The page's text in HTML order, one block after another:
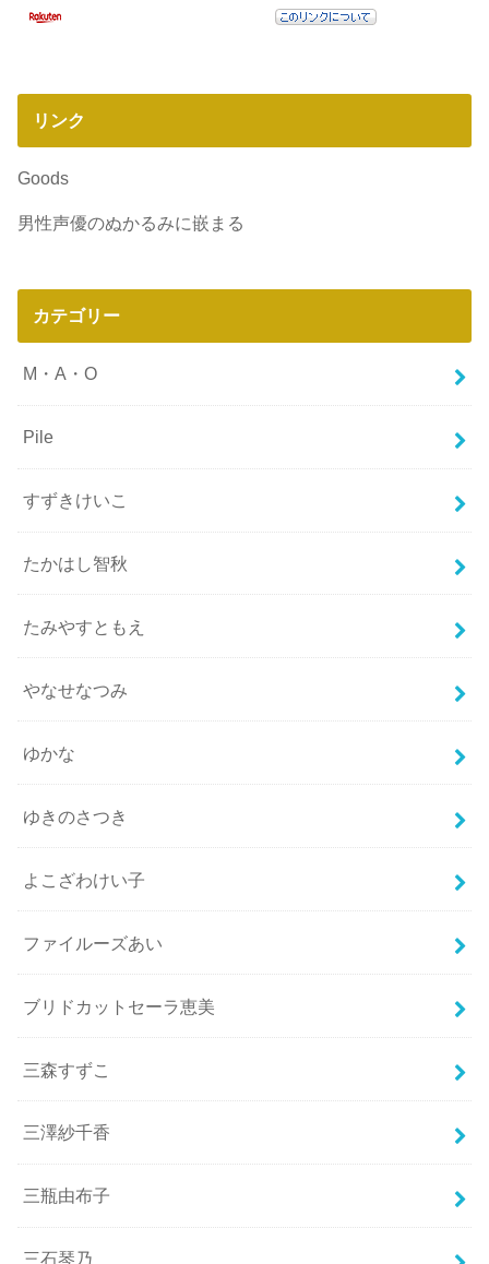
リンク
Goods
男性声優のぬかるみに嵌まる
カテゴリー
M・A・O
Pile
すずきけいこ
たかはし智秋
たみやすともえ
やなせなつみ
ゆかな
ゆきのさつき
よこざわけい子
ファイルーズあい
ブリドカットセーラ恵美
三森すずこ
三澤紗千香
三瓶由布子
三石琴乃